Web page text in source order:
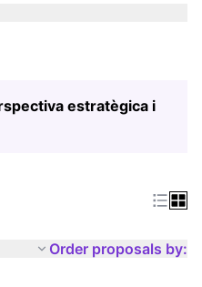
estratègica i
Order proposals by: